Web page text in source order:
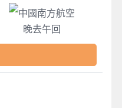
中國南方航空
晚去午回